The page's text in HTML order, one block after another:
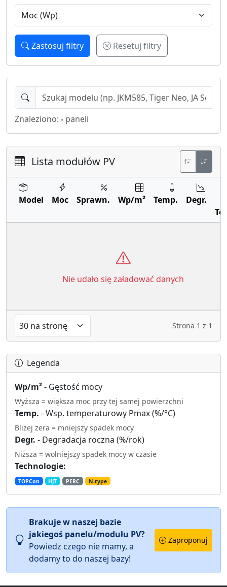
Zastosuj filtry Resetuj filtry
Znaleziono: - paneli
Lista modułów PV
Model Moc Sprawn. Wp/m² Temp.
Degr.
Nie udało się załadować danych
Strona 1 z 1
Legenda
Wp/m²- Gęstość mocy
Wyższa = większa moc przy tej samej powierzchni
Temp. - Wsp. temperaturowy Pmax (%/°C)
Bliżej zera = mniejszy spadek mocy
Degr. - Degradacja roczna (%/rok)
Niższa = wolniejszy spadek mocy w czasie
Technologie:
TOPCon HJT PERC N-type
Brakuje w naszej bazie
jakiegoś panelu/modułu PV?
Powiedz czego nie mamy, a
dodamy to do naszej bazy!
Zaproponuj